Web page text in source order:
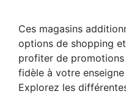
Ces magasins
options de shopping
profiter de
fidèle à votre
Explorez les